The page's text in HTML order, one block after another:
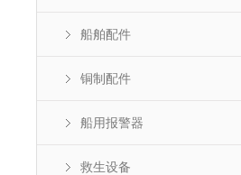
船舶配件
铜制配件
船用报警器
救生设备